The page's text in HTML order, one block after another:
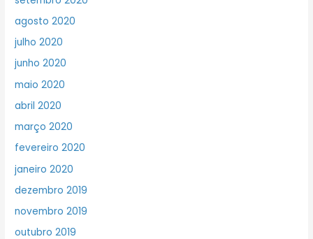
agosto 2020
julho 2020
junho 2020
maio 2020
abril 2020
março 2020
fevereiro 2020
janeiro 2020
dezembro 2019
novembro 2019
outubro 2019